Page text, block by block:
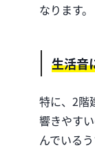
なります。
生活音
特に、2階
響きやす
んでいる